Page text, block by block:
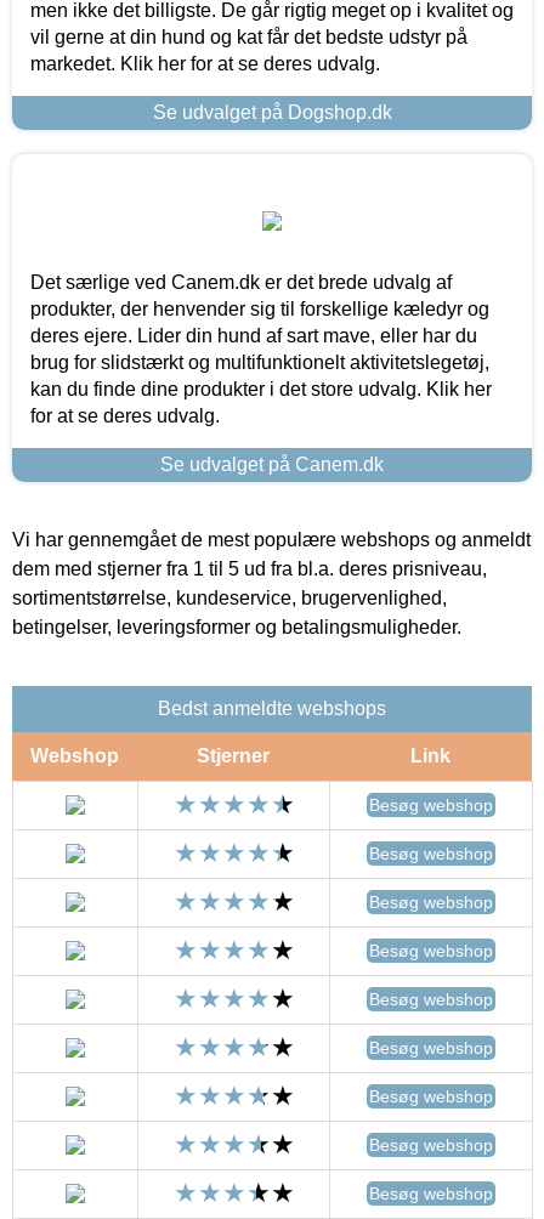
men ikke det billigste. De går rigtig meget op i kvalitet og
vil gerne at din hund og kat får det bedste udstyr på
markedet. Klik her for at se deres udvalg.
Se udvalget på Dogshop.dk
Det særlige ved Canem.dk er det brede udvalg af
produkter, der henvender sig til forskellige kæledyr og
deres ejere. Lider din hund af sart mave, eller har du
brug for slidstærkt og multifunktionelt aktivitetslegetøj,
kan du finde dine produkter i det store udvalg. Klik her
for at se deres udvalg.
Se udvalget på Canem.dk
Vi har gennemgået de mest populære webshops og anmeldt
dem med stjerner fra 1 til 5 ud fra bl.a. deres prisniveau,
sortimentstørrelse, kundeservice, brugervenlighed,
betingelser, leveringsformer og betalingsmuligheder.
Bedst anmeldte webshops
Webshop Stjerner Link
Besøg webshop
Besøg webshop
Besøg webshop
Besøg webshop
Besøg webshop
Besøg webshop
Besøg webshop
Besøg webshop
Besøg webshop